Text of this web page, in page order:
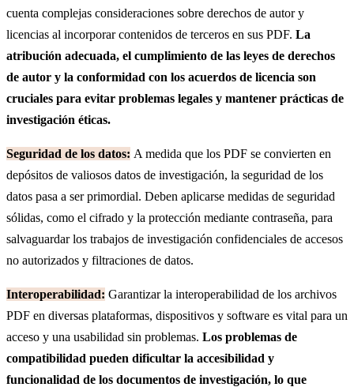
cuenta complejas consideraciones sobre derechos de autor y
licencias al incorporar contenidos de terceros en sus PDF. La
atribución adecuada, el cumplimiento de las leyes de derechos
de autor y la conformidad con los acuerdos de licencia son
cruciales para evitar problemas legales y mantener prácticas de
investigación éticas.
Seguridad de los datos: A medida que los PDF se convierten en
depósitos de valiosos datos de investigación, la seguridad de los
datos pasa a ser primordial. Deben aplicarse medidas de seguridad
sólidas, como el cifrado y la protección mediante contraseña, para
salvaguardar los trabajos de investigación confidenciales de accesos
no autorizados y filtraciones de datos.
Interoperabilidad: Garantizar la interoperabilidad de los archivos
PDF en diversas plataformas, dispositivos y software es vital para un
acceso y una usabilidad sin problemas. Los problemas de
compatibilidad pueden dificultar la accesibilidad y
funcionalidad de los documentos de investigación, lo que